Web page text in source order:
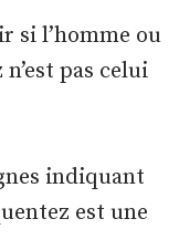
si l’homme ou
pas celui
indiquant
est une